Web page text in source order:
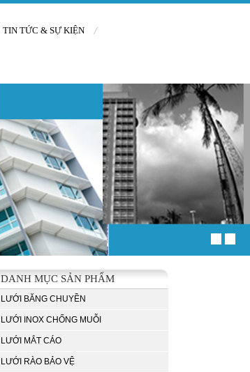
TIN TỨC & SỰ KIỆN
DANH MỤC SẢN PHẨM
LƯỚI BĂNG CHUYỀN
LƯỚI INOX CHỐNG MUỖI
LƯỚI MẮT CÁO
LƯỚI RÀO BẢO VỆ